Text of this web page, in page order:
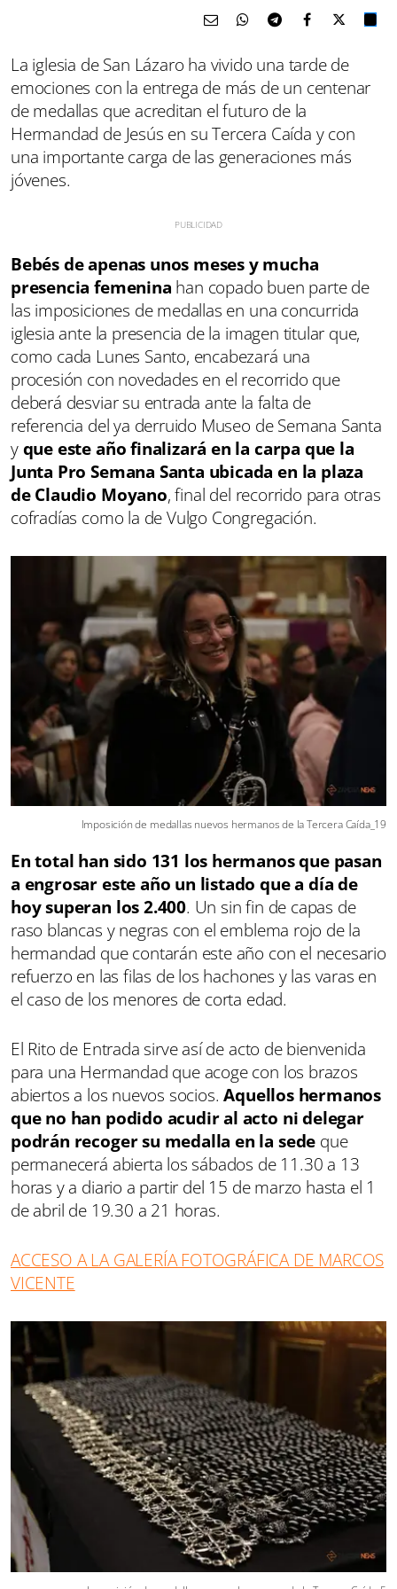
La iglesia de San Lázaro ha vivido una tarde de
emociones con la entrega de más de un centenar
de medallas que acreditan el futuro de la
Hermandad de Jesús en su Tercera Caída y con
una importante carga de las generaciones más
jóvenes.
Bebés de apenas unos meses y mucha
presencia femenina han copado buen parte de
las imposiciones de medallas en una concurrida
iglesia ante la presencia de la imagen titular que,
como cada Lunes Santo, encabezará una
procesión con novedades en el recorrido que
deberá desviar su entrada ante la falta de
referencia del ya derruido Museo de Semana Santa
yque este año finalizará en la carpa que la
Junta Pro Semana Santa ubicada en la plaza
de Claudio Moyano, final del recorrido para otras
cofradías como la de Vulgo Congregación.
Imposición de medallas nuevos hermanos de la Tercera Caída_19
En total han sido 131 los hermanos que pasan
a engrosar este año un listado que a día de
hoy superan los 2.400. Un sin fin de capas de
raso blancas y negras con el emblema rojo de la
hermandad que contarán este año con el necesario
refuerzo en las filas de los hachones y las varas en
el caso de los menores de corta edad.
El Rito de Entrada sirve así de acto de bienvenida
para una Hermandad que acoge con los brazos
abiertos a los nuevos socios. Aquellos hermanos
que no han podido acudir al acto ni delegar
podrán recoger su medalla en la sede que
permanecerá abierta los sábados de 11.30 a 13
horas y a diario a partir del 15 de marzo hasta el 1
de abril de 19.30 a 21 horas.
ACCESO A LA GALERÍA FOTOGRÁFICA DE MARCOS
VICENTE